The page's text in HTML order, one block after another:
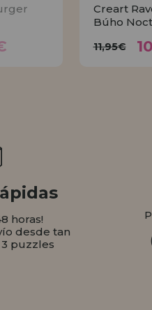
Creart
Búho
11,95€
horas!
desde tan
puzzles